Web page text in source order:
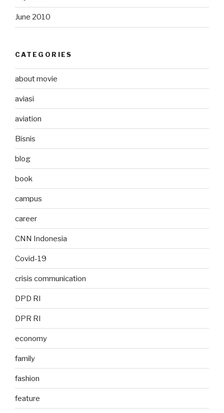
June 2010
CATEGORIES
about movie
aviasi
aviation
Bisnis
blog
book
campus
career
CNN Indonesia
Covid-19
crisis communication
DPD RI
DPR RI
economy
family
fashion
feature